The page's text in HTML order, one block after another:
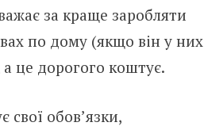
за краще заробляти
по дому (якщо він у них
це дорогого коштує.
свої обов’язки,